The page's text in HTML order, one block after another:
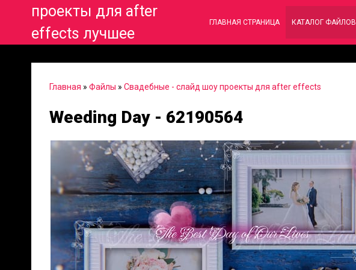
проекты для after
effects лучшее
ГЛАВНАЯ СТРАНИЦА КАТАЛОГ ФАЙЛОВ
Главная » Файлы » Свадебные - слайд шоу проекты для after effects
Weeding Day - 62190564